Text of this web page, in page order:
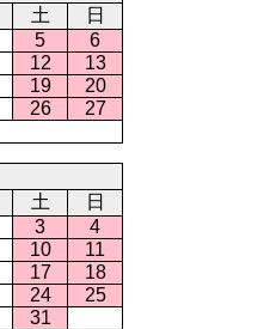
土
日
5
6
12
13
19
20
26
27
土
日
3
4
10
11
17
18
24
25
31